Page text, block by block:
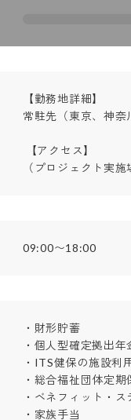
【勤務地詳細】
常駐先（東京、神
（プロジェクト実施
09:00〜18:00
・財形貯蓄
・個人型確定拠出年
・ITS健保の施設利
・総合福祉団体定期
・ベネフィット・ス
・家族手当